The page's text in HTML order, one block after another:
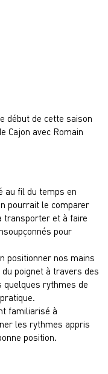
début de cette saison
Cajon avec Romain
au fil du temps en
pourrait le comparer
transporter et à faire
pour
positionner nos mains
poignet à travers des
quelques rythmes de
familiarisé à
les rythmes appris
position.